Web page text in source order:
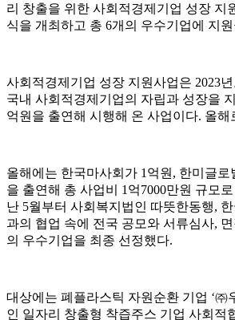
리 창출을 위한 사회적경제기업 성장 지
식을 개최하고 총 6개의 우수기업에 지
사회적경제기업 성장 지원사업은 2023
국내 사회적경제기업의 자립과 성장을
억원을 출연해 시행해 온 사업이다. 올해
올해에는 한국마사회가 1억원, 한미글로
을 출연해 총 사업비 1억7000만원 규모
난 5월부터 사회복지법인 따뜻한동행,
과의 협업 속에 전국 공모와 서류심사,
의 우수기업을 최종 선정했다.
대상에는 폐플라스틱 자원순환 기업 ‘㈜
인 일자리 창출형 착즙주스 기업 사회적